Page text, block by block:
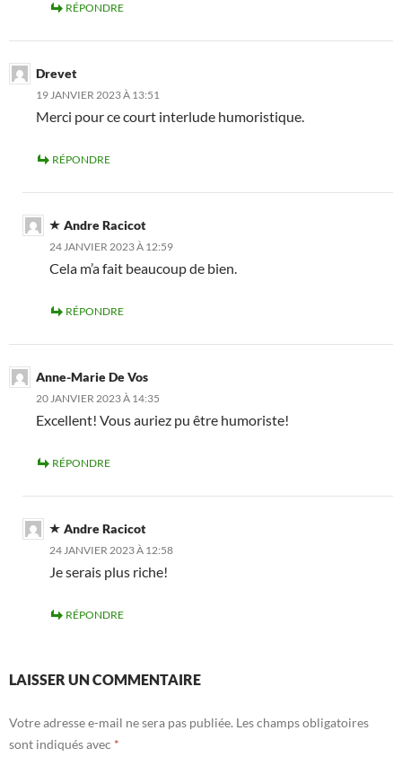
RÉPONDRE
Drevet
19 JANVIER 2023 À 13:51
Merci pour ce court interlude humoristique.
RÉPONDRE
Andre Racicot
24 JANVIER 2023 À 12:59
Cela m’a fait beaucoup de bien.
RÉPONDRE
Anne-Marie De Vos
20 JANVIER 2023 À 14:35
Excellent! Vous auriez pu être humoriste!
RÉPONDRE
Andre Racicot
24 JANVIER 2023 À 12:58
Je serais plus riche!
RÉPONDRE
LAISSER UN COMMENTAIRE
Votre adresse e-mail ne sera pas publiée. Les champs obligatoires
sont indiqués avec *